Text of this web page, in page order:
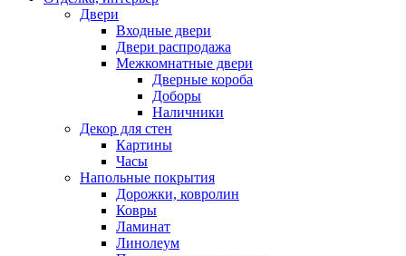
Двери
Входные двери
Двери распродажа
Межкомнатные двери
Дверные короба
Доборы
Наличники
Декор для стен
Картины
Часы
Напольные покрытия
Дорожки, ковролин
Ковры
Ламинат
Линолеум